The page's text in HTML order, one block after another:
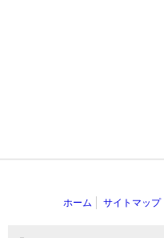
ホーム サイトマップ